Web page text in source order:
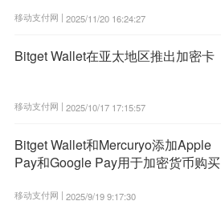
移动支付网 | 2025/11/20 16:24:27
Bitget Wallet在亚太地区推出加密卡
移动支付网 | 2025/10/17 17:15:57
Bitget Wallet和Mercuryo添加Apple
Pay和Google Pay用于加密货币购买
移动支付网 | 2025/9/19 9:17:30